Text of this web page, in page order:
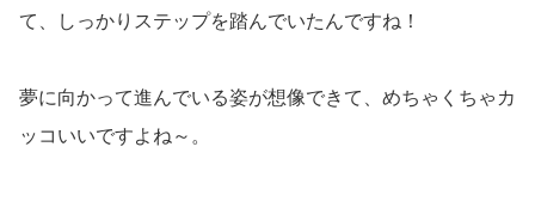
て、しっかりステップを踏んでいたんですね！
夢に向かって進んでいる姿が想像できて、めちゃくちゃカ
ッコいいですよね～。